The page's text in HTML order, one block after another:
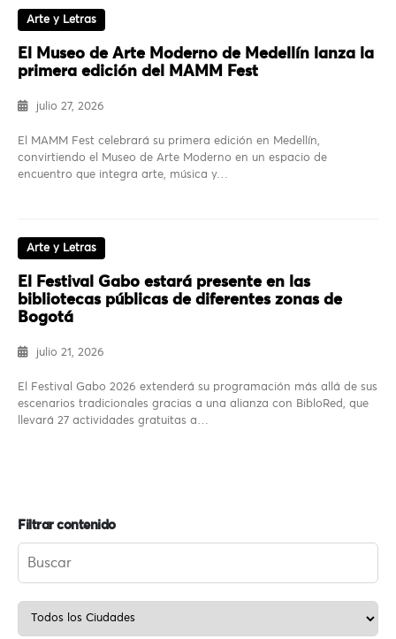
Arte y Letras
El Museo de Arte Moderno de Medellín lanza la
primera edición del MAMM Fest
julio 27, 2026
El MAMM Fest celebrará su primera edición en Medellín,
convirtiendo el Museo de Arte Moderno en un espacio de
encuentro que integra arte, música y…
Arte y Letras
El Festival Gabo estará presente en las
bibliotecas públicas de diferentes zonas de
Bogotá
julio 21, 2026
El Festival Gabo 2026 extenderá su programación más allá de sus
escenarios tradicionales gracias a una alianza con BibloRed, que
llevará 27 actividades gratuitas a…
Filtrar contenido